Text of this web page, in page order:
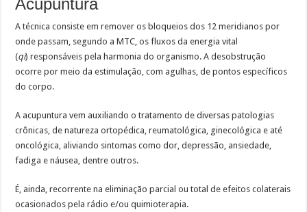
A técnica consiste em remover os bloqueios dos 12 meridianos por
onde passam, segundo a MTC, os fluxos da energia vital
(qi) responsáveis pela harmonia do organismo. A desobstrução
ocorre por meio da estimulação, com agulhas, de pontos específicos
do corpo.
A acupuntura vem auxiliando o tratamento de diversas patologias
crônicas, de natureza ortopédica, reumatológica, ginecológica e até
oncológica, aliviando sintomas como dor, depressão, ansiedade,
fadiga e náusea, dentre outros.
É, ainda, recorrente na eliminação parcial ou total de efeitos colaterais
ocasionados pela rádio e/ou quimioterapia.